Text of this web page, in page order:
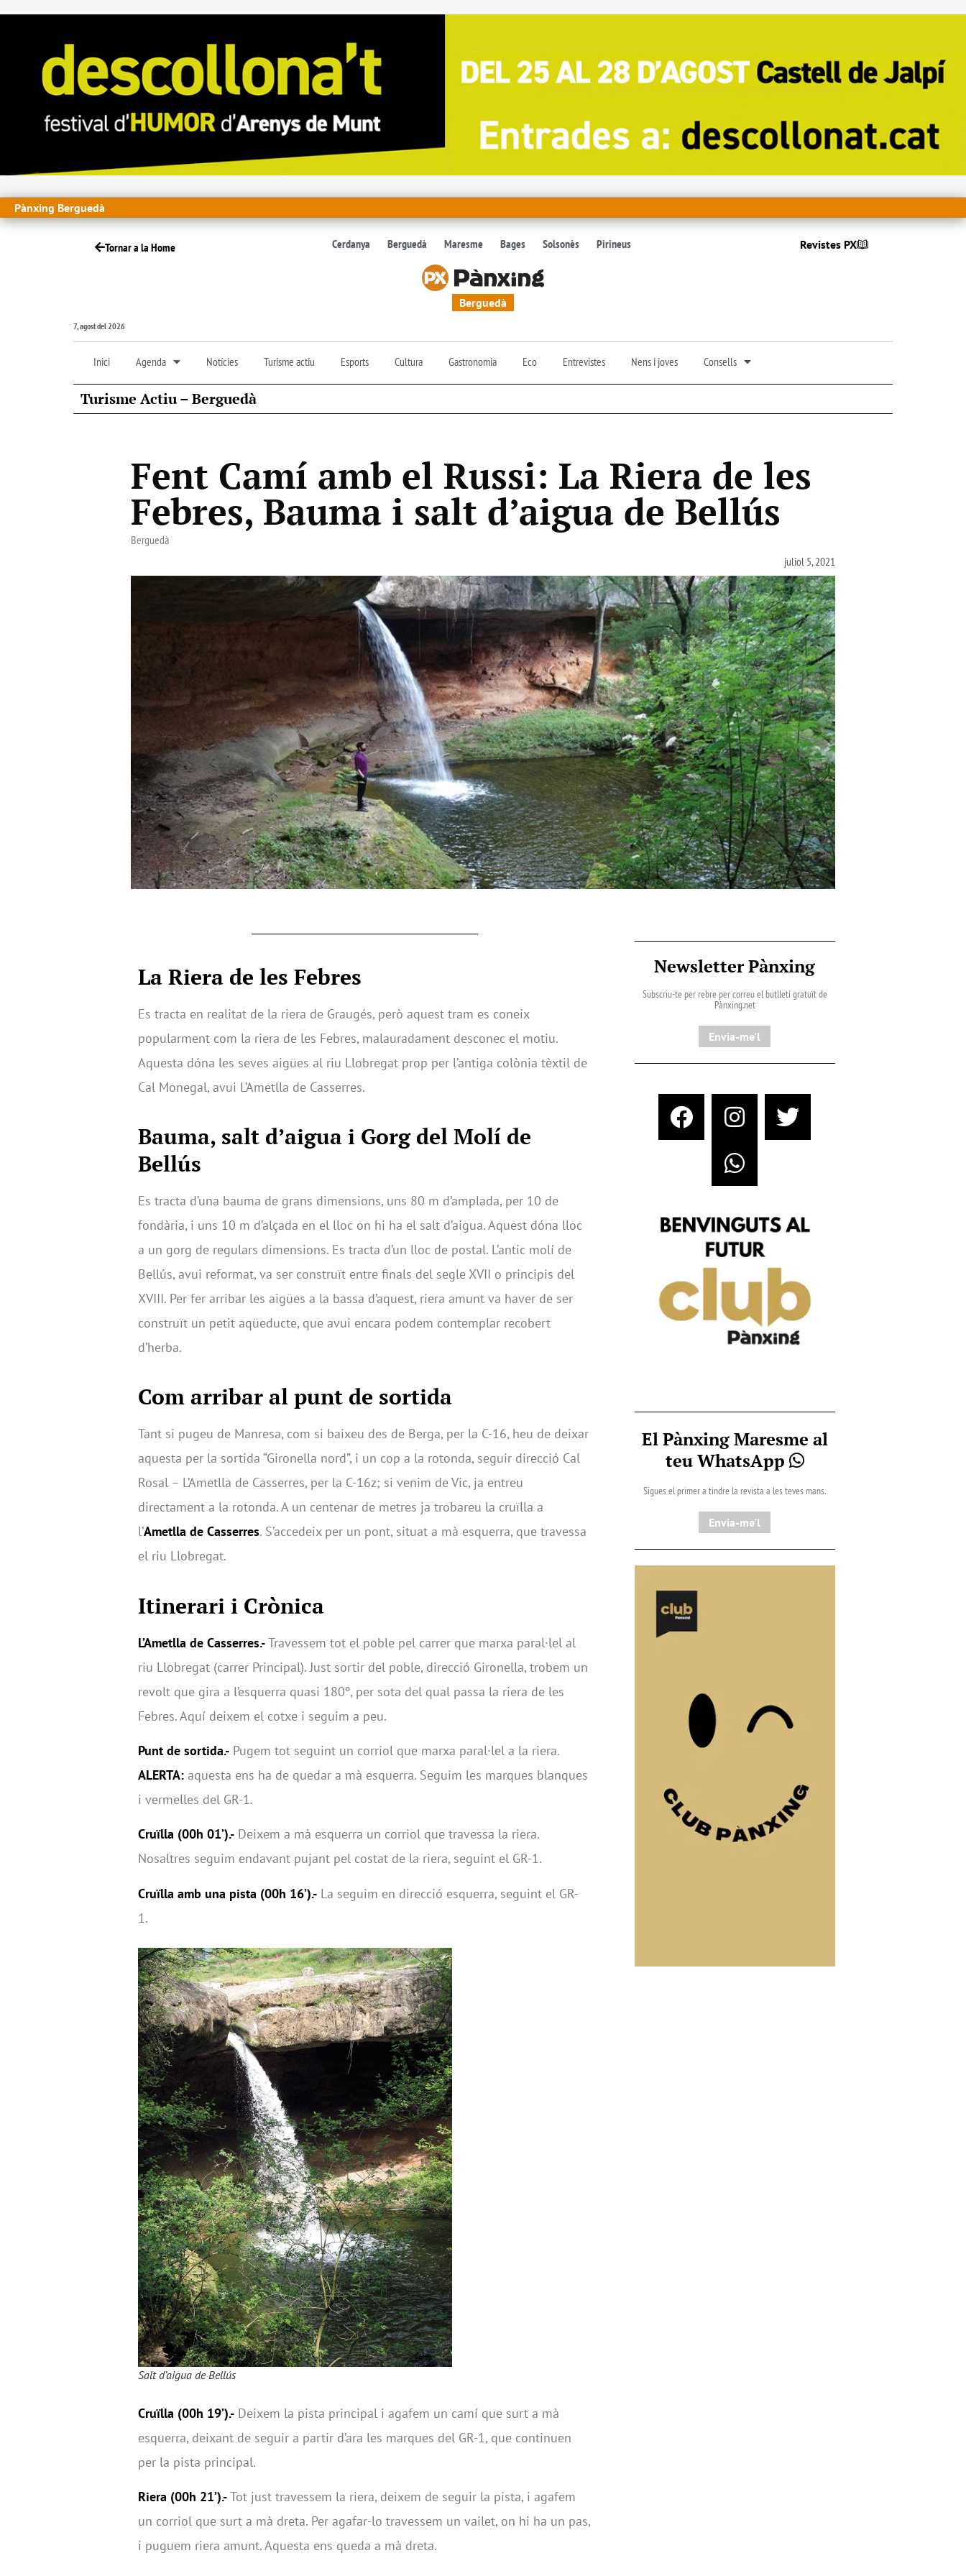
Pànxing Berguedà
Tornar a la Home Cerdanya Berguedà Maresme Bages Solsonès Pirineus Revistes PX
Berguedà
7, agost del 2026
Inici Agenda Notícies Turisme actiu Esports Cultura Gastronomia Eco Entrevistes Nens i joves Consells
Turisme Actiu – Berguedà
Fent Camí amb el Russi: La Riera de les
Febres, Bauma i salt d’aigua de Bellús
Berguedà
juliol 5, 2021
La Riera de les Febres
Es tracta en realitat de la riera de Graugés, però aquest tram es coneix
popularment com la riera de les Febres, malauradament desconec el motiu.
Aquesta dóna les seves aigües al riu Llobregat prop per l’antiga colònia tèxtil de
Cal Monegal, avui L’Ametlla de Casserres.
Bauma, salt d’aigua i Gorg del Molí de
Bellús
Es tracta d’una bauma de grans dimensions, uns 80 m d’amplada, per 10 de
fondària, i uns 10 m d’alçada en el lloc on hi ha el salt d’aigua. Aquest dóna lloc
a un gorg de regulars dimensions. Es tracta d’un lloc de postal. L’antic molí de
Bellús, avui reformat, va ser construït entre finals del segle XVII o principis del
XVIII. Per fer arribar les aigües a la bassa d’aquest, riera amunt va haver de ser
construït un petit aqüeducte, que avui encara podem contemplar recobert
d’herba.
Com arribar al punt de sortida
Tant si pugeu de Manresa, com si baixeu des de Berga, per la C-16, heu de deixar
aquesta per la sortida “Gironella nord”, i un cop a la rotonda, seguir direcció Cal
Rosal – L’Ametlla de Casserres, per la C-16z; si venim de Vic, ja entreu
directament a la rotonda. A un centenar de metres ja trobareu la cruïlla a
l’Ametlla de Casserres. S’accedeix per un pont, situat a mà esquerra, que travessa
el riu Llobregat.
Itinerari i Crònica
L’Ametlla de Casserres.-Travessem tot el poble pel carrer que marxa paral·lel al
riu Llobregat (carrer Principal). Just sortir del poble, direcció Gironella, trobem un
revolt que gira a l’esquerra quasi 180º, per sota del qual passa la riera de les
Febres. Aquí deixem el cotxe i seguim a peu.
Punt de sortida.- Pugem tot seguint un corriol que marxa paral·lel a la riera.
ALERTA: aquesta ens ha de quedar a mà esquerra. Seguim les marques blanques
i vermelles del GR-1.
Cruïlla (00h 01’).- Deixem a mà esquerra un corriol que travessa la riera.
Nosaltres seguim endavant pujant pel costat de la riera, seguint el GR-1.
Cruïlla amb una pista (00h 16’).- La seguim en direcció esquerra, seguint el GR-
1.
Salt d’aigua de Bellús
Cruïlla (00h 19’).- Deixem la pista principal i agafem un camí que surt a mà
esquerra, deixant de seguir a partir d’ara les marques del GR-1, que continuen
per la pista principal.
Riera (00h 21’).-Tot just travessem la riera, deixem de seguir la pista, i agafem
un corriol que surt a mà dreta. Per agafar-lo travessem un vailet, on hi ha un pas,
i puguem riera amunt. Aquesta ens queda a mà dreta.
Newsletter Pànxing
Subscriu-te per rebre per correu el butlletí gratuït de
Pànxing.net​
Envia-me'l
El Pànxing Maresme al
teu WhatsApp
Sigues el primer a tindre la revista a les teves mans.
Envia-me'l